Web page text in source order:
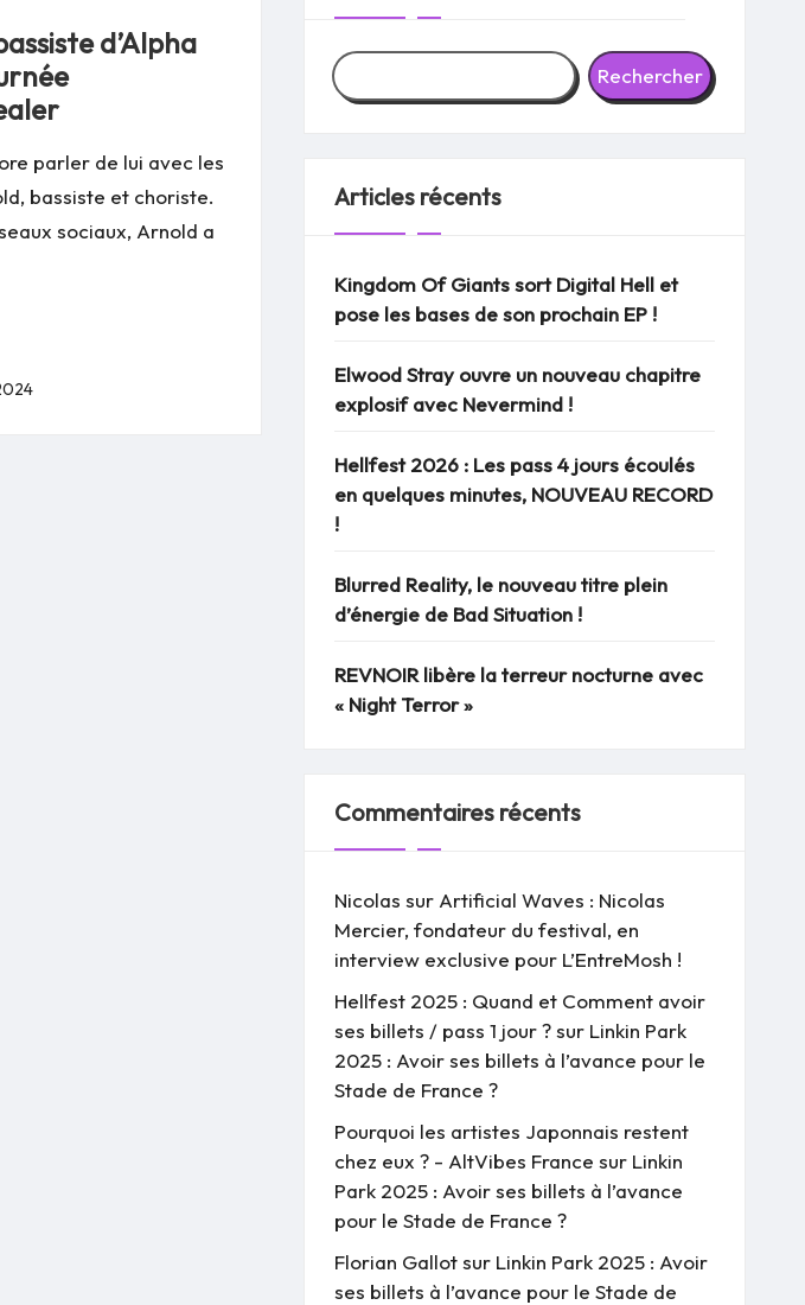
d’Alpha
parler de lui avec les
bassiste et choriste.
sociaux, Arnold a
Rechercher
Articles récents
Kingdom Of Giants sort Digital Hell et
pose les bases de son prochain EP !
Elwood Stray ouvre un nouveau chapitre
explosif avec Nevermind !
Hellfest 2026 : Les pass 4 jours écoulés
en quelques minutes, NOUVEAU RECORD
!
Blurred Reality, le nouveau titre plein
d’énergie de Bad Situation !
REVNOIR libère la terreur nocturne avec
« Night Terror »
Commentaires récents
Nicolas sur Artificial Waves : Nicolas
Mercier, fondateur du festival, en
interview exclusive pour L’EntreMosh !
Hellfest 2025 : Quand et Comment avoir
ses billets / pass 1 jour ?sur Linkin Park
2025 : Avoir ses billets à l’avance pour le
Stade de France ?
Pourquoi les artistes Japonnais restent
chez eux ? - AltVibes France sur Linkin
Park 2025 : Avoir ses billets à l’avance
pour le Stade de France ?
Florian Gallotsur Linkin Park 2025 : Avoir
ses billets à l’avance pour le Stade de